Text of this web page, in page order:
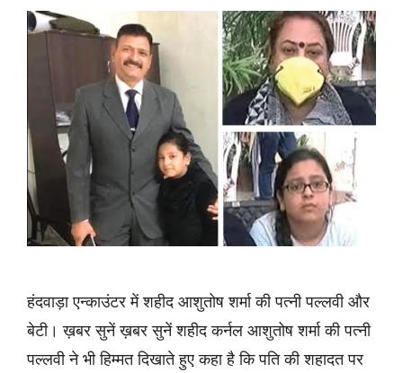
हंदवाड़ा एन्काउंटर में शहीद आशुतोष शर्मा की पत्नी पल्लवी और
बेटी। ख़बर सुनें ख़बर सुनें शहीद कर्नल आशुतोष शर्मा की पत्नी
पल्लवी ने भी हिम्मत दिखाते हुए कहा है कि पति की शहादत पर